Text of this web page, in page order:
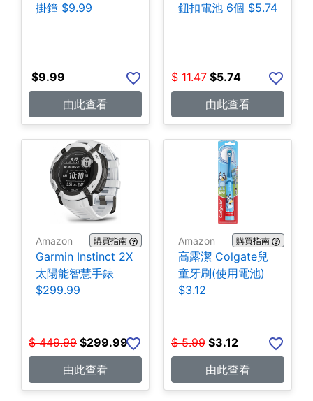
掛鐘 $9.99
$9.99
由此查看
鈕扣電池 6個 $5.74
$ 11.47 $5.74
由此查看
Amazon 購買指南
Garmin Instinct 2X
太陽能智慧手錶
$299.99
$ 449.99 $299.99
由此查看
Amazon 購買指南
高露潔 Colgate兒
童牙刷(使用電池)
$3.12
$ 5.99 $3.12
由此查看